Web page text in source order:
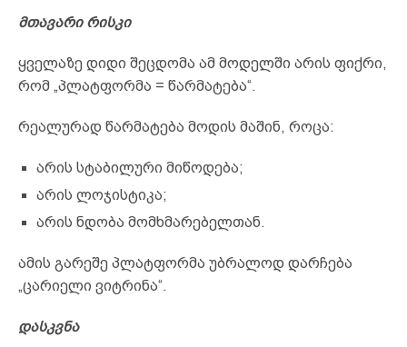
მთავარი რისკი
ყველაზე დიდი შეცდომა ამ მოდელში არის ფიქრი,
რომ „პლატფორმა = წარმატება“.
რეალურად წარმატება მოდის მაშინ, როცა:
არის სტაბილური მიწოდება;
არის ლოჯისტიკა;
არის ნდობა მომხმარებელთან.
ამის გარეშე პლატფორმა უბრალოდ დარჩება
„ცარიელი ვიტრინა“.
დასკვნა